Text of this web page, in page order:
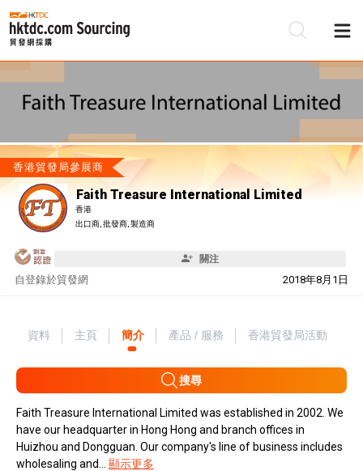
香港貿發局參展商
Faith Treasure International Limited
香港
出口商, 批發商, 製造商
關注
自 2018年8月1日
登錄於貿發網
資料 主頁 簡介 產品 / 服務 香港貿發局活動
搜尋
Faith Treasure International Limited was established in 2002. We
have our headquarter in Hong Hong and branch offices in
Huizhou and Dongguan. Our company's line of business includes
wholesaling and...
顯示更多